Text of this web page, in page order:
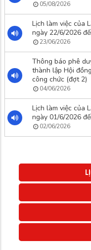
05/08/2026
Lịch làm việc của
ngày 22/6/2026
23/06/2026
Thông báo phê
thành lập Hội
công chức (đợt 2)
04/06/2026
Lịch làm việc của
ngày 01/6/2026
02/06/2026